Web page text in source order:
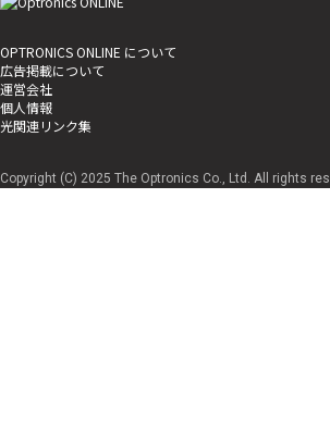
OPTRONICS ONLINE について
広告掲載について
運営会社
個人情報
光関連リンク集
Copyright (C) 2025 The Optronics Co., Ltd. All rights